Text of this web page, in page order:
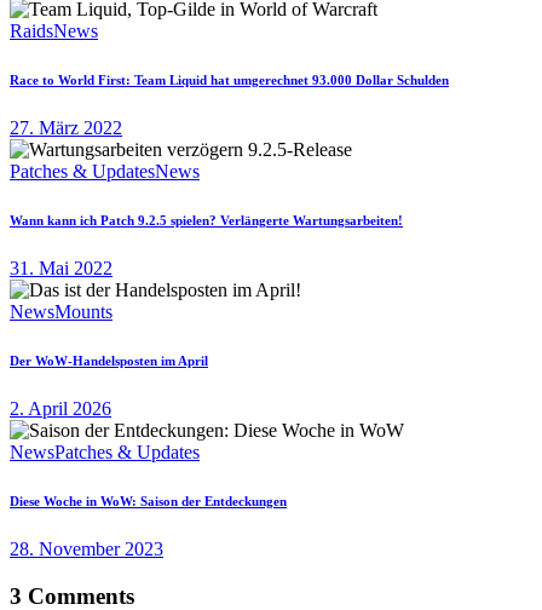
RaidsNews
Race to World First: Team Liquid hat umgerechnet 93.000 Dollar Schulden
27. März 2022
Patches & UpdatesNews
Wann kann ich Patch 9.2.5 spielen? Verlängerte Wartungsarbeiten!
31. Mai 2022
NewsMounts
Der WoW-Handelsposten im April
2. April 2026
NewsPatches & Updates
Diese Woche in WoW: Saison der Entdeckungen
28. November 2023
3 Comments